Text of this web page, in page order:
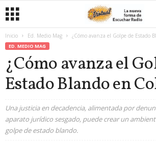
Inicio Ed. Medio Mag ¿Cómo avanza el Golpe de Estado
ED. MEDIO MAG
¿Cómo avanza el
Estado Blando en
Una justicia en decadencia, alimentada por
aparato jurídico sesgado, puede crear un
golpe de estado blando.